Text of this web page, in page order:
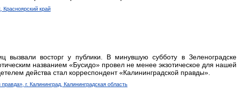
Красноярский край
вызвали восторг у публики. В минувшую субботу в Зеленоградске
названием «Бусидо» провел не менее экзотическое для нашей
действа стал корреспондент «Калининградской правды».
г. Калининград, Калининградская область